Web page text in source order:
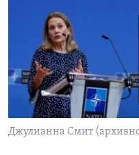
Learning English
СОЦИАЛЬНЫЕ СЕТИ
Джулианна Смит